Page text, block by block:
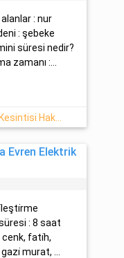
: nur
: şebeke
süresi nedir?
zamanı :...
20.07.2026 Ankara Evren Elektrik Kesintisi Hakkında
Evren Elektrik
: 8 saat
fati̇h,
murat, ...